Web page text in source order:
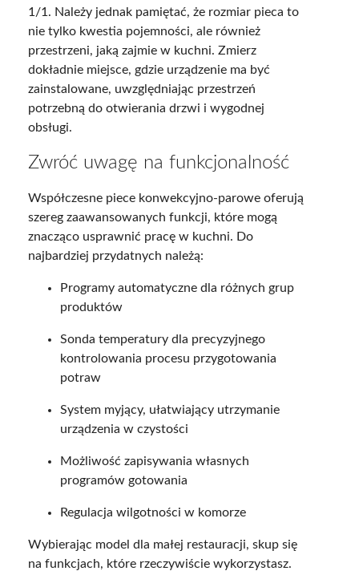
1/1. Należy jednak pamiętać, że rozmiar pieca to
nie tylko kwestia pojemności, ale również
przestrzeni, jaką zajmie w kuchni. Zmierz
dokładnie miejsce, gdzie urządzenie ma być
zainstalowane, uwzględniając przestrzeń
potrzebną do otwierania drzwi i wygodnej
obsługi.
Zwróć uwagę na funkcjonalność
Współczesne piece konwekcyjno-parowe oferują
szereg zaawansowanych funkcji, które mogą
znacząco usprawnić pracę w kuchni. Do
najbardziej przydatnych należą:
Programy automatyczne dla różnych grup
produktów
Sonda temperatury dla precyzyjnego
kontrolowania procesu przygotowania
potraw
System myjący, ułatwiający utrzymanie
urządzenia w czystości
Możliwość zapisywania własnych
programów gotowania
Regulacja wilgotności w komorze
Wybierając model dla małej restauracji, skup się
na funkcjach, które rzeczywiście wykorzystasz.